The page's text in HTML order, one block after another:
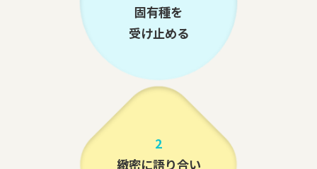
固有種を
受け止める
2
緻密に語り合い